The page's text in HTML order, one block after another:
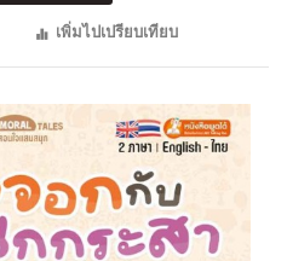
เพิ่มไปเปรียบเทียบ